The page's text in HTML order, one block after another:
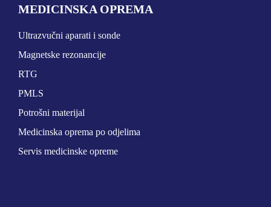
MEDICINSKA OPREMA
Ultrazvučni aparati i sonde
Magnetske rezonancije
RTG
PMLS
Potrošni materijal
Medicinska oprema po odjelima
Servis medicinske opreme
Koje područje opreme Vas zanima?
ULTRAZVUK
DR.
SERVIS